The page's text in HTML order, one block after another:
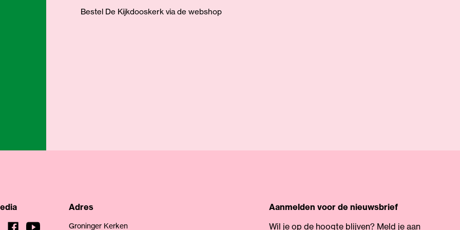
Bestel De Kijkdooskerk via de webshop
Adres
Groninger Kerken
Aanmelden voor de nieuwsbrief
Wil je op de hoogte blijven? Meld je aan